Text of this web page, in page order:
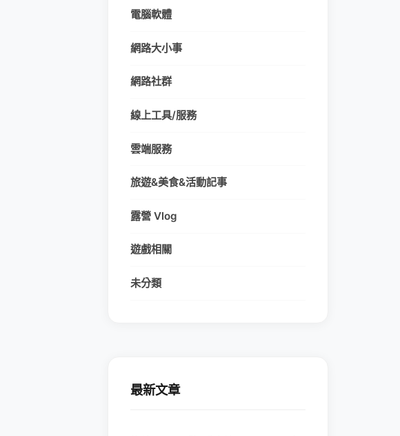
電腦軟體
網路大小事
網路社群
線上工具/服務
雲端服務
旅遊&美食&活動記事
露營 Vlog
遊戲相關
未分類
最新文章